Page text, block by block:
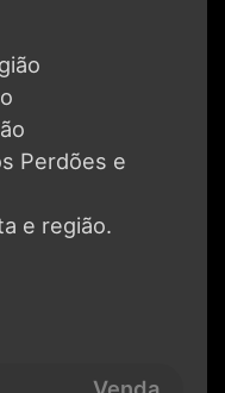
Perdões e
e região.